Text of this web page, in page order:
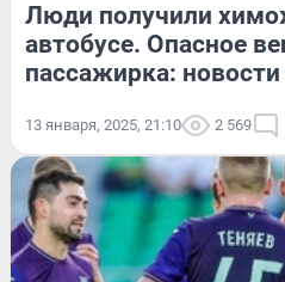
Люди получили
автобусе. Опасное
пассажирка:
13 января, 2025, 21:10 2 569